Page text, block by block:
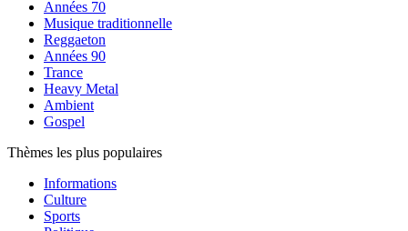
Années 70
Musique traditionnelle
Reggaeton
Années 90
Trance
Heavy Metal
Ambient
Gospel
Thèmes les plus populaires
Informations
Culture
Sports